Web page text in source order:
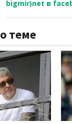
bigmir)net в
теме